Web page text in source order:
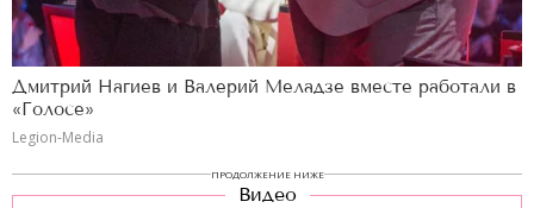
Дмитрий Нагиев и Валерий Меладзе вместе работали в
«Голосе»
Legion-Media
ПРОДОЛЖЕНИЕ НИЖЕ
Видео